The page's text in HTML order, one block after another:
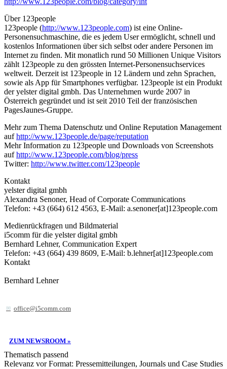
Über 123people
123people (http://www.123people.com) ist eine Online-
Personensuchmaschine, die es jedem User ermöglicht, schnell und
kostenlos Informationen über sich selbst oder andere Personen im
Internet zu finden. Mit monatlich rund 50 Millionen Unique Visitors
zählt 123people zu den grössten Internet-Personensuchservices
weltweit. Derzeit ist 123people in 12 Ländern und zehn Sprachen,
sowie als App für Smartphones verfügbar. 123people ist ein Produkt
der yelster digital gmbh. Das Unternehmen wurde 2007 in
Österreich gegründet und ist seit 2010 Teil der französischen
PagesJaunes-Gruppe.
Mehr zum Thema Datenschutz und Online Reputation Management
aufhttp://www.123people.de/page/reputation
Mehr Information zu 123people und Downloads von Screenshots
aufhttp://www.123people.com/blog/press
Twitter: http://www.twitter.com/123people
Kontakt
yelster digital gmbh
Alexandra Senoner, Head of Corporate Communications
Telefon: +43 (664) 612 4563, E-Mail: a.senoner[at]123people.com
Medienrückfragen und Bildmaterial
i5comm für die yelster digital gmbh
Bernhard Lehner, Communication Expert
Telefon: +43 (664) 439 8609, E-Mail: b.lehner[at]123people.com
Kontakt
Bernhard Lehner
office@i5comm.com
ZUM NEWSROOM »
Thematisch passend
Relevanz vor Format: Pressemitteilungen, Journals und Case Studies